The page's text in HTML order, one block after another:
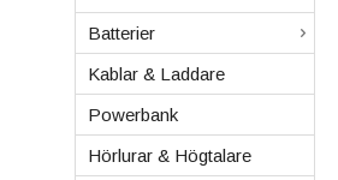
Batterier
Kablar & Laddare
Powerbank
Hörlurar & Högtalare
Samsung EP-TA800 25W
Strömadapter med USB-Typ
C kabel 1m Original - Svart
199 kr